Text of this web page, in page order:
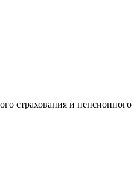
страхования и пенсионного